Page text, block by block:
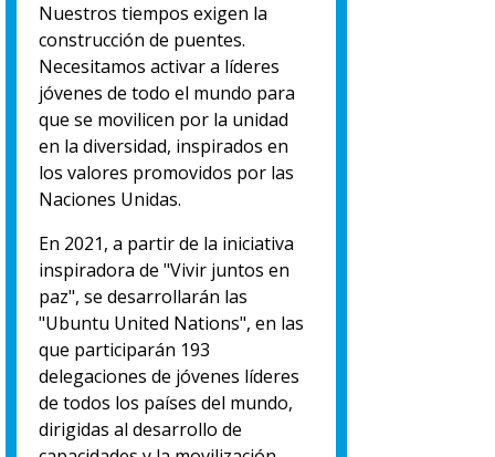
Nuestros tiempos exigen la
construcción de puentes.
Necesitamos activar a líderes
jóvenes de todo el mundo para
que se movilicen por la unidad
en la diversidad, inspirados en
los valores promovidos por las
Naciones Unidas.
En 2021, a partir de la iniciativa
inspiradora de "Vivir juntos en
paz", se desarrollarán las
"Ubuntu United Nations", en las
que participarán 193
delegaciones de jóvenes líderes
de todos los países del mundo,
dirigidas al desarrollo de